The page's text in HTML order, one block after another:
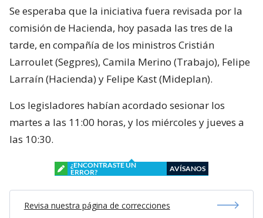
Se esperaba que la iniciativa fuera revisada por la
comisión de Hacienda, hoy pasada las tres de la
tarde, en compañía de los ministros Cristián
Larroulet (Segpres), Camila Merino (Trabajo), Felipe
Larraín (Hacienda) y Felipe Kast (Mideplan).
Los legisladores habían acordado sesionar los
martes a las 11:00 horas, y los miércoles y jueves a
las 10:30.
¿ENCONTRASTE UN
ERROR?
AVÍSANOS
Revisa nuestra página de correcciones